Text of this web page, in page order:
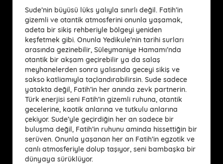
Sude’nin büyüsü lüks yalıyla sınırlı değil. Fatih’in
gizemli ve otantik atmosferini onunla yaşamak,
adeta bir sikiş rehberiyle bölgeyi yeniden
keşfetmek gibi. Onunla Yedikule’nin tarihi surları
arasında gezinebilir, Süleymaniye Hamamı’nda
otantik bir akşam geçirebilir ya da salaş
meyhanelerden sonra yalısında geceyi sikiş ve
sakso katliamıyla taçlandırabilirsin. Sude sadece
yatakta değil, Fatih’in her anında zevk partnerin.
Türk enerjisi seni Fatih’in gizemli ruhuna, otantik
gecelerine, kaotik anlarına ve tutkulu anlarına
çekiyor. Sude’yle geçirdiğin her an sadece bir
buluşma değil, Fatih’in ruhunu aminda hissettiğin bir
serüven. Onunla yaşanan her an Fatih’in egzotik ve
canlı atmosferiyle dolup taşıyor, seni bambaşka bir
dünyaya sürüklüyor.